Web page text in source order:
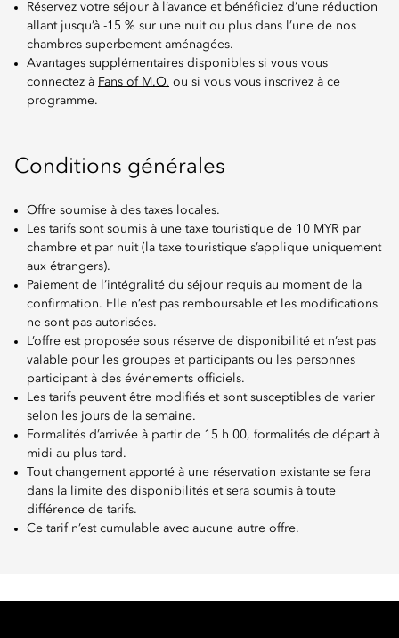
Réservez votre séjour à l’avance et bénéficiez d’une réduction
allant jusqu’à -15 % sur une nuit ou plus dans l’une de nos
chambres superbement aménagées.
Avantages supplémentaires disponibles si vous vous
connectez à Fans of M.O. ou si vous vous inscrivez à ce
programme.
Conditions générales
Offre soumise à des taxes locales.
Les tarifs sont soumis à une taxe touristique de 10 MYR par
chambre et par nuit (la taxe touristique s’applique uniquement
aux étrangers).
Paiement de l’intégralité du séjour requis au moment de la
confirmation. Elle n’est pas remboursable et les modifications
ne sont pas autorisées.
L’offre est proposée sous réserve de disponibilité et n’est pas
valable pour les groupes et participants ou les personnes
participant à des événements officiels.
Les tarifs peuvent être modifiés et sont susceptibles de varier
selon les jours de la semaine.
Formalités d’arrivée à partir de 15 h 00, formalités de départ à
midi au plus tard.
Tout changement apporté à une réservation existante se fera
dans la limite des disponibilités et sera soumis à toute
différence de tarifs.
Ce tarif n’est cumulable avec aucune autre offre.